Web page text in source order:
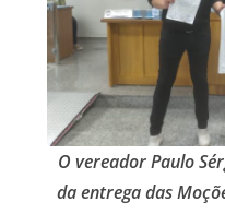
O vereador Paulo
da entrega das